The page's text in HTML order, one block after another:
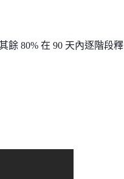
餘 80% 在 90 天內逐階段釋